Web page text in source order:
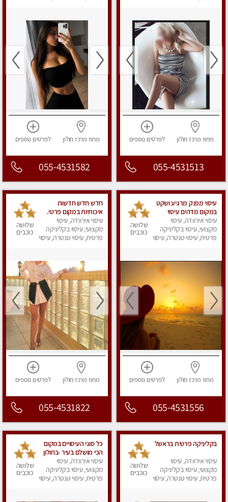
מחוז מרכז חולון לפרטים נוספים
055-4531513
מחוז מרכז חולון לפרטים נוספים
055-4531582
עיסוי מפנק מרגיע ושקט
במקום מדהים עיסוי
מושקע מאוד
עיסוי אירוודה, עיסוי
מקצועי, עיסוי בקליניקה
פרטית, עיסוי טנטרה, עיסוי
שלושה
כוכבים
מחוז מרכז חולון לפרטים נוספים
055-4531556
חדש חדש חדשות
איכותיות במקום פרטי.
עיסוי אירוודה, עיסוי
מקצועי, עיסוי בקליניקה
פרטית, עיסוי טנטרה, עיסוי
שלושה
כוכבים
מחוז מרכז חולון לפרטים נוספים
055-4531822
בקליניקה פרטית בראשל
עיסוי אירוודה, עיסוי
מקצועי, עיסוי בקליניקה
פרטית, עיסוי טנטרה, עיסוי
שלושה
כוכבים
כל סוגי העיסויים במקום
הכי מושלם בעיר -בחולון
עיסוי אירוודה, עיסוי
מקצועי, עיסוי בקליניקה
פרטית, עיסוי טנטרה, עיסוי
שלושה
כוכבים